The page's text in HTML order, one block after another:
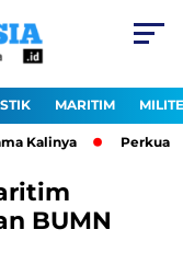
MARITIM
Perkuat
BUMN